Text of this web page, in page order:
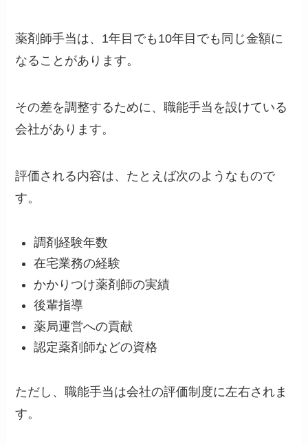
薬剤師手当は、1年目でも10年目でも同じ金額に
なることがあります。
その差を調整するために、職能手当を設けている
会社があります。
評価される内容は、たとえば次のようなもので
す。
調剤経験年数
在宅業務の経験
かかりつけ薬剤師の実績
後輩指導
薬局運営への貢献
認定薬剤師などの資格
ただし、職能手当は会社の評価制度に左右されま
す。